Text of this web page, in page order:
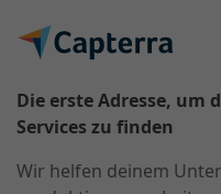
Die erste Adresse, um
Services zu finden
Wir helfen deinem